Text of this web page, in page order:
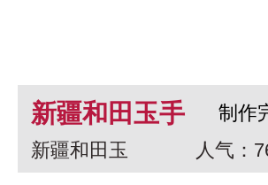
新疆和田玉手
串 龙生九子
制作
新疆和田玉
人气：